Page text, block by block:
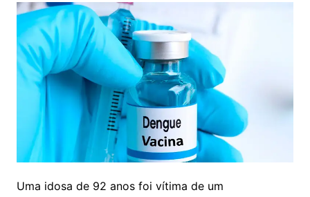
Uma idosa de 92 anos foi vítima de um